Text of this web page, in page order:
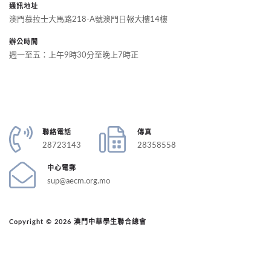
聯絡電話
28723143
傳真
28358558
中心電郵
sup@aecm.org.mo
Copyright © 2026 澳門中華學生聯合總會
通訊地址
澳門慕拉士大馬路218-A號澳門日報大樓14樓
辦公時間
週一至五：上午9時30分至晚上7時正